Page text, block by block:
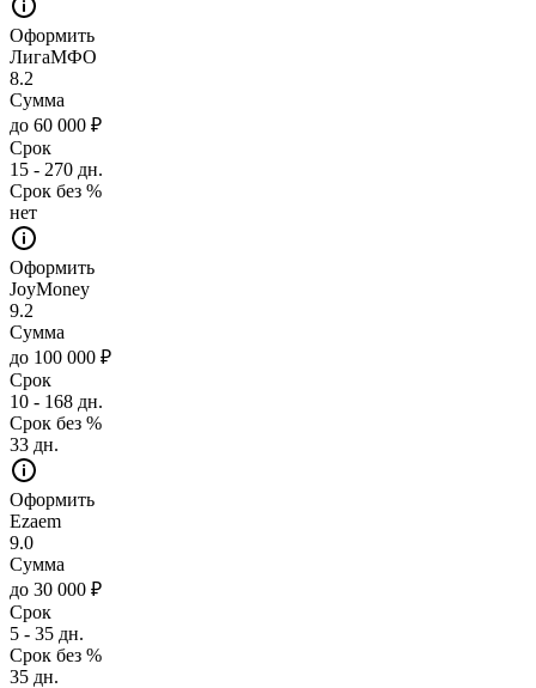
Оформить
ЛигаМФО
8.2
Сумма
до 60 000 ₽
Срок
15 - 270 дн.
Срок без %
нет
Оформить
JoyMoney
9.2
Сумма
до 100 000 ₽
Срок
10 - 168 дн.
Срок без %
33 дн.
Оформить
Ezaem
9.0
Сумма
до 30 000 ₽
Срок
5 - 35 дн.
Срок без %
35 дн.